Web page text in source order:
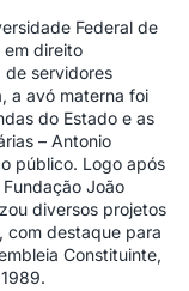
Federal de
em direito
de servidores
a avó materna foi
do Estado e as
– Antonio
público. Logo após
João
diversos projetos
com destaque para
Constituinte,